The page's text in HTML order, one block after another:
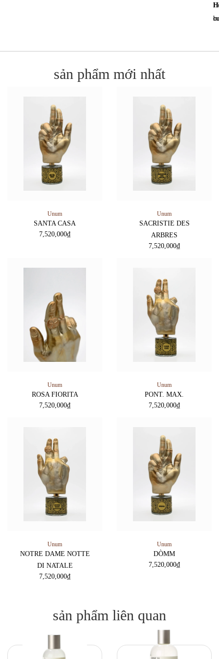
sản phẩm mới nhất
Unum
SANTA CASA
7,520,000₫
Unum
SACRISTIE DES
ARBRES
7,520,000₫
Unum
ROSA FIORITA
7,520,000₫
Unum
PONT. MAX.
7,520,000₫
Unum
NOTRE DAME NOTTE
DI NATALE
7,520,000₫
Unum
DÒMM
7,520,000₫
sản phẩm liên quan